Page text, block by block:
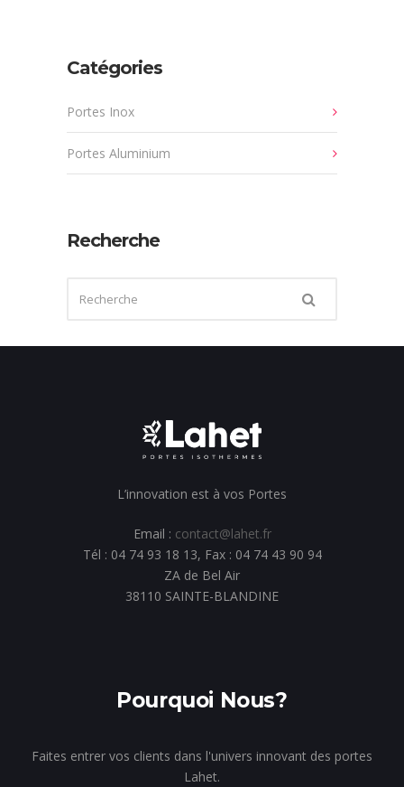
Catégories
Portes Inox
Portes Aluminium
Recherche
L’innovation est à vos Portes
Email : contact@lahet.fr
Tél : 04 74 93 18 13, Fax : 04 74 43 90 94
ZA de Bel Air
38110 SAINTE-BLANDINE
Pourquoi Nous?
Faites entrer vos clients dans l'univers innovant des portes
Lahet.